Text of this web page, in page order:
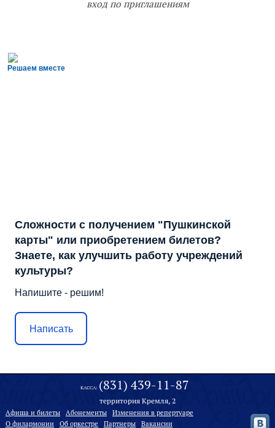
вход по приглашениям
Решаем вместе
Сложности с получением "Пушкинской
карты" или приобретением билетов?
Знаете, как улучшить работу учреждений
культуры?
Напишите - решим!
Написать
КАССА: (831) 439-11-87
территория Кремля, 2
Афиша и билеты Абонементы
Изменения в репертуаре
О филармонии
Oб оркестре Партнеры Вакансии